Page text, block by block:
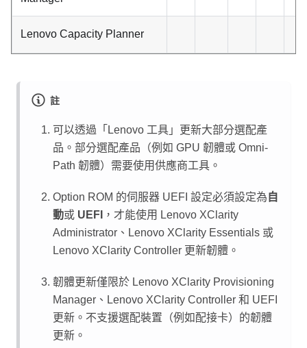
Lenovo Capacity Planner
註
可以透過「Lenovo 工具」更新大部分選配產
品。部分選配產品（例如 GPU 韌體或 Omni-
Path 韌體）需要使用供應商工具。
Option ROM 的伺服器 UEFI 設定必須設定為 自
動或 UEFI ，才能使用 Lenovo XClarity
Administrator 、 Lenovo XClarity Essentials 或
Lenovo XClarity Controller 更新韌體。
韌體更新僅限於 Lenovo XClarity Provisioning
Manager 、 Lenovo XClarity Controller 和 UEFI
更新。不支援選配裝置（例如配接卡）的韌體
更新。